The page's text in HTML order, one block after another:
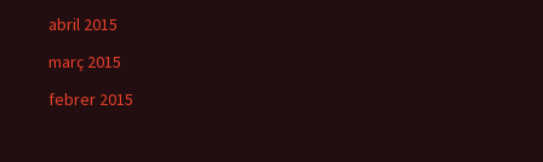
abril 2015
març 2015
febrer 2015